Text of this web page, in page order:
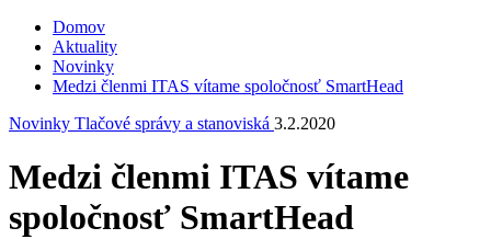
Domov
Aktuality
Novinky
Medzi členmi ITAS vítame spoločnosť SmartHead
Novinky Tlačové správy a stanoviská 3.2.2020
Medzi členmi ITAS vítame
spoločnosť SmartHead